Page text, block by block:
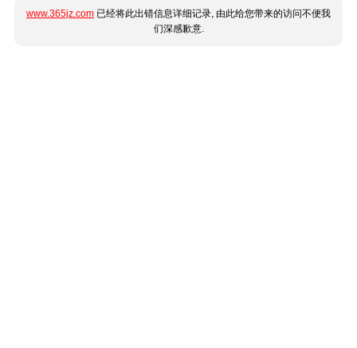
www.365jz.com 已经将此出错信息详细记录, 由此给您带来的访问不便我
们深感歉意.